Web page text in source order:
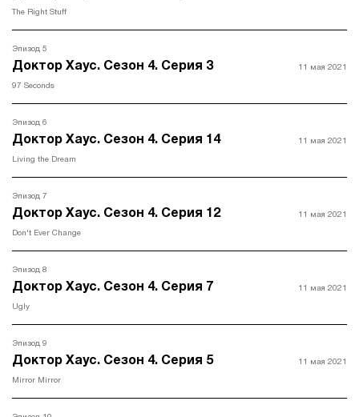
The Right Stuff
Эпизод 5
Доктор Хаус. Сезон 4. Серия 3
97 Seconds
11 мая 2021
Эпизод 6
Доктор Хаус. Сезон 4. Серия 14
Living the Dream
11 мая 2021
Эпизод 7
Доктор Хаус. Сезон 4. Серия 12
Don't Ever Change
11 мая 2021
Эпизод 8
Доктор Хаус. Сезон 4. Серия 7
Ugly
11 мая 2021
Эпизод 9
Доктор Хаус. Сезон 4. Серия 5
Mirror Mirror
11 мая 2021